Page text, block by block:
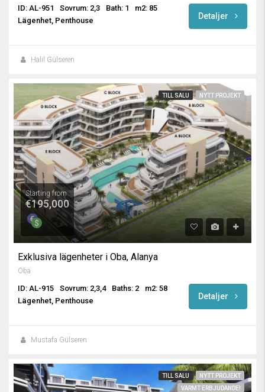
ID: AL-951 Sovrum: 2,3 Bath: 1
m2: 85
Lägenhet, Penthouse
Detaljer
Halil Gülseren
TILL SALU NYTT PROJEKT
Starting from
€195,000
Exklusiva lägenheter i Oba, Alanya
Oba
ID: AL-915 Sovrum: 2,3,4 Baths: 2
m2: 58
Lägenhet, Penthouse
Detaljer
Mustafa Gülseren
TILL SALU
NYTT PROJEKT
VARMT ERBJUDANDE!